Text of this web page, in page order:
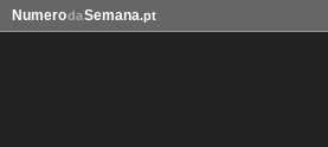
NumerodaSemana.pt